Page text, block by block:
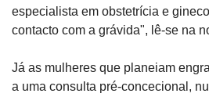
especialista em obstetrícia e
contacto com a grávida", lê-se na
Já as mulheres que planeiam
a uma consulta pré-concecional,